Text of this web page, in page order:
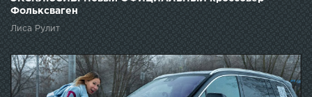
Фольксваген
Лиса Рулит